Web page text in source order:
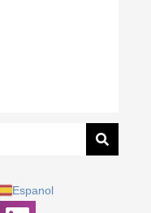
Espanol